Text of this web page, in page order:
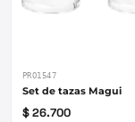
PRO1547
Set de tazas Magui
$ 26.700